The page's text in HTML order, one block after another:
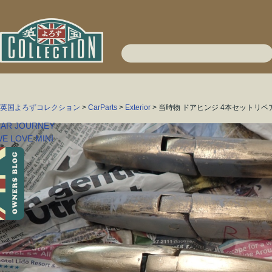
英国よろずコレクション > CarParts > Exterior > 当時物 ドアヒンジ 4本セットリペ